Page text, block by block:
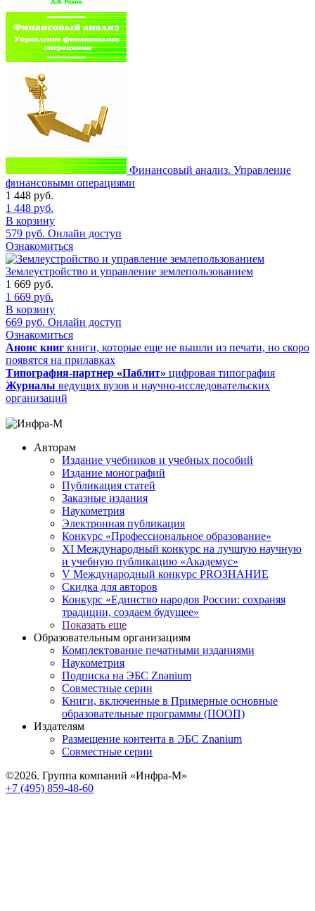
Финансовый анализ. Управление
финансовыми операциями
1 448 руб.
1 448 руб.
В корзину
579 руб. Онлайн доступ
Ознакомиться
Землеустройство и управление землепользованием
1 669 руб.
1 669 руб.
В корзину
669 руб. Онлайн доступ
Ознакомиться
Анонс книг книги, которые еще не вышли из печати, но скоро
появятся на прилавках
Типография-партнер «Паблит» цифровая типография
Журналы ведущих вузов и научно-исследовательских
организаций
Авторам
Издание учебников и учебных пособий
Издание монографий
Публикация статей
Заказные издания
Наукометрия
Электронная публикация
Конкурс «Профессиональное образование»
XI Международный конкурс на лучшую научную
и учебную публикацию «Академус»
V Международный конкурс PROЗНАНИЕ
Скидка для авторов
Конкурс «Единство народов России: сохраняя
традиции, создаем будущее»
Показать еще
Образовательным организациям
Комплектование печатными изданиями
Наукометрия
Подписка на ЭБС Znanium
Совместные серии
Книги, включенные в Примерные основные
образовательные программы (ПООП)
Издателям
Размещение контента в ЭБС Znanium
Совместные серии
©2026. Группа компаний «Инфра-М»
+7 (495) 859-48-60